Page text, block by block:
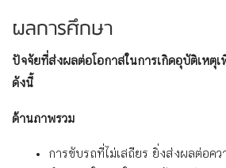
ผลการศึกษา
ปัจจัยที่ส่งผลต่อโอกาสในการเกิดอุบัติเหตุ
ดังนี้
ด้านภาพรวม
การขับรถที่ไม่เสถียร ยิ่งส่งผลต่อค